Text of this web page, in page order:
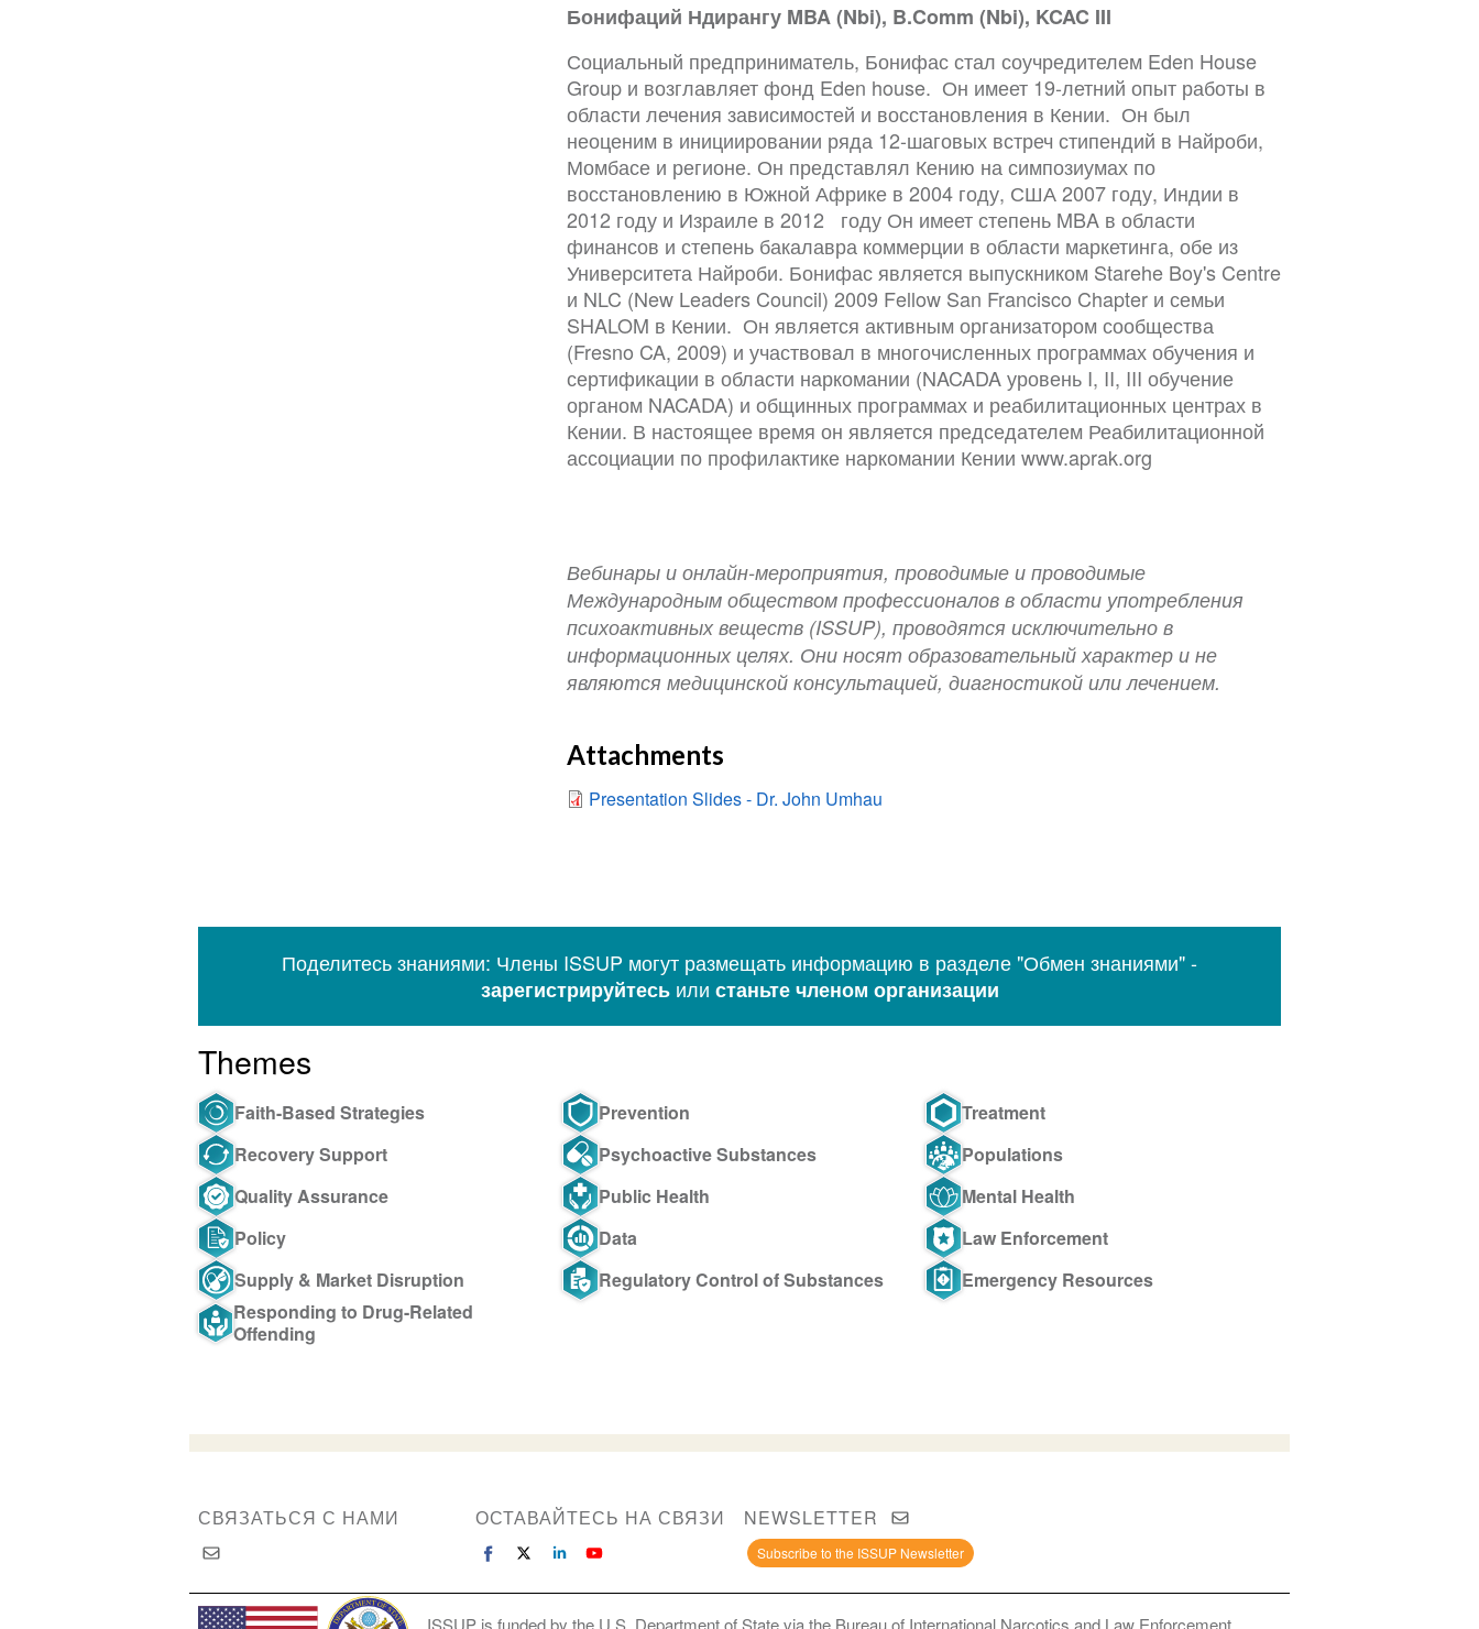
Бонифаций Ндирангу MBA (Nbi), B.Comm (Nbi), KCAC III
Социальный предприниматель, Бонифас стал соучредителем Eden House
Group и возглавляет фонд Eden house. Он имеет 19-летний опыт работы в
области лечения зависимостей и восстановления в Кении. Он был
неоценим в инициировании ряда 12-шаговых встреч стипендий в Найроби,
Момбасе и регионе. Он представлял Кению на симпозиумах по
восстановлению в Южной Африке в 2004 году, США 2007 году, Индии в
2012 году и Израиле в 2012 году Он имеет степень MBA в области
финансов и степень бакалавра коммерции в области маркетинга, обе из
Университета Найроби. Бонифас является выпускником Starehe Boy's Centre
и NLC (New Leaders Council) 2009 Fellow San Francisco Chapter и семьи
SHALOM в Кении. Он является активным организатором сообщества
(Fresno CA, 2009) и участвовал в многочисленных программах обучения и
сертификации в области наркомании (NACADA уровень I, II, III обучение
органом NACADA) и общинных программах и реабилитационных центрах в
Кении. В настоящее время он является председателем Реабилитационной
ассоциации по профилактике наркомании Кении www.aprak.org
Вебинары и онлайн-мероприятия, проводимые и проводимые
Международным обществом профессионалов в области употребления
психоактивных веществ (ISSUP), проводятся исключительно в
информационных целях. Они носят образовательный характер и не
являются медицинской консультацией, диагностикой или лечением.
Attachments
Presentation Slides - Dr. John Umhau
Поделитесь знаниями: Члены ISSUP могут размещать информацию в разделе "Обмен знаниями" -
зарегистрируйтесьили станьте членом организации
Themes
Faith-Based Strategies Prevention
Treatment
Recovery Support
Psychoactive Substances
Populations
Quality Assurance
Public Health
Mental Health
Policy
Data
Law Enforcement
Supply & Market Disruption
Regulatory Control of Substances
Emergency Resources
Responding to Drug-Related
Offending
СВЯЗАТЬСЯ С НАМИ ОСТАВАЙТЕСЬ НА СВЯЗИ NEWSLETTER
Subscribe to the ISSUP Newsletter
ISSUP is funded by the U.S. Department of State via the Bureau of International Narcotics and Law Enforcement